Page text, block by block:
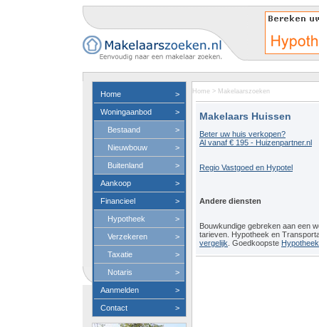
Home >
Woningaanbod >
Bestaand >
Nieuwbouw >
Buitenland >
Aankoop >
Financieel >
Hypotheek >
Verzekeren >
Taxatie >
Notaris >
Aanmelden >
Contact >
Home > Makelaarszoeken
Makelaars Huissen
Beter uw huis verkopen?
Al vanaf € 195 - Huizenpartner.nl
Regio Vastgoed en Hypotel
Andere diensten
Bouwkundige gebreken aan een
tarieven. Hypotheek en
vergelijk . Goedkoopste